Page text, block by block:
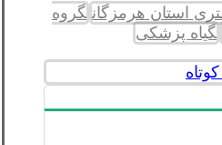
استان هرمزگان گروه
گیاه پزشکی